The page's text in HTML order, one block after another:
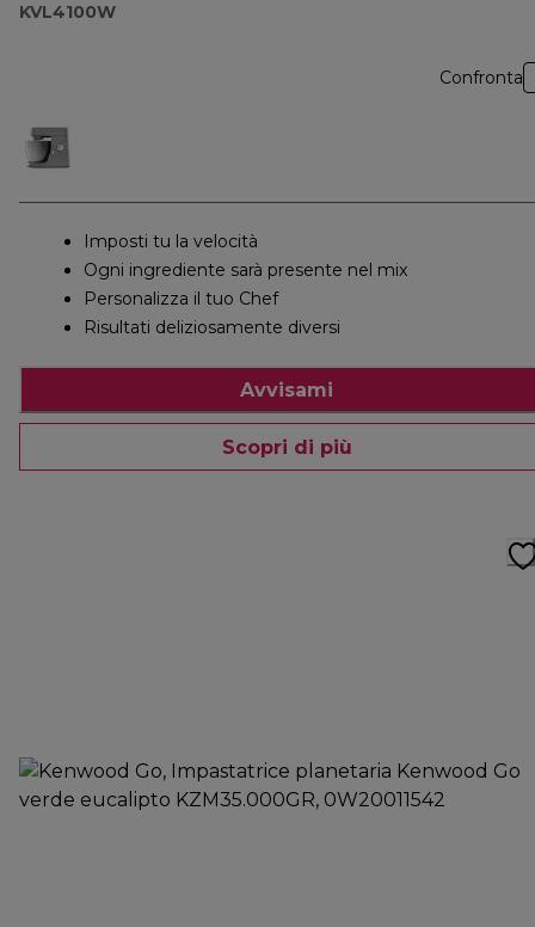
KVL4100W
Confronta
Imposti tu la velocità
Ogni ingrediente sarà presente nel mix
Personalizza il tuo Chef
Risultati deliziosamente diversi
Avvisami
Scopri di più